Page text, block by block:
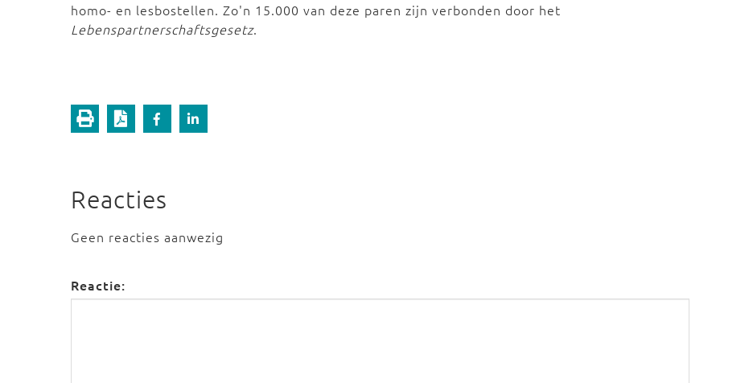
homo- en lesbostellen. Zo'n 15.000 van deze paren zijn verbonden door het
Lebenspartnerschaftsgesetz.
Reacties
Geen reacties aanwezig
Reactie: